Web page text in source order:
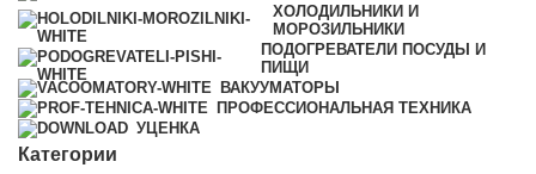
ХОЛОДИЛЬНИКИ И
МОРОЗИЛЬНИКИ
ПОДОГРЕВАТЕЛИ ПОСУДЫ И
ПИЩИ
ВАКУУМАТОРЫ
ПРОФЕССИОНАЛЬНАЯ ТЕХНИКА
УЦЕНКА
Категории